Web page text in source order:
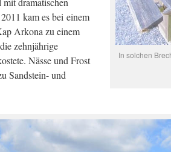
In solchen
kam es bei einem
Arkona zu einem
zehnjährige
Nässe und Frost
Sandstein- und